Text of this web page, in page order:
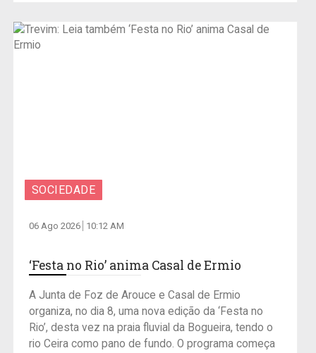
SOCIEDADE
06 Ago 2026 10:12 AM
‘Festa no Rio’ anima Casal de Ermio
A Junta de Foz de Arouce e Casal de Ermio
organiza, no dia 8, uma nova edição da ‘Festa no
Rio’, desta vez na praia fluvial da Bogueira, tendo o
rio Ceira como pano de fundo. O programa começa